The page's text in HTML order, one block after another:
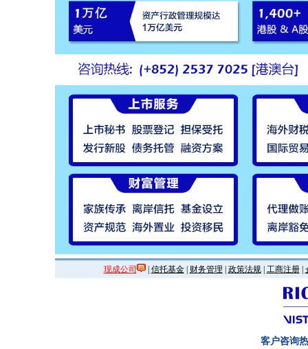
现成公司 | 信托基金| 财务管理 政策法规| 工商注册|
客户咨询